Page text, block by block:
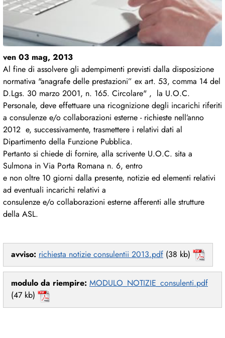
ven 03 mag, 2013
Al fine di assolvere gli adempimenti previsti dalla disposizione
normativa "anagrafe delle prestazioni” ex art. 53, comma 14 del
D.Lgs. 30 marzo 2001, n. 165. Circolare" , la U.O.C.
Personale, deve effettuare una ricognizione degli incarichi riferiti
a consulenze e/o collaborazioni esterne - richieste nell’anno
2012 e, successivamente, trasmettere i relativi dati al
Dipartimento della Funzione Pubblica.
Pertanto si chiede di fornire, alla scrivente U.O.C. sita a
Sulmona in Via Porta Romana n. 6, entro
e non oltre 10 giorni dalla presente, notizie ed elementi relativi
ad eventuali incarichi relativi a
consulenze e/o collaborazioni esterne afferenti alle strutture
della ASL.
avviso: richiesta notizie consulentii 2013.pdf (38 kb)
modulo da riempire: MODULO_NOTIZIE_consulenti.pdf
(47 kb)